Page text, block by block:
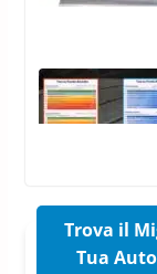
Trova il
Tua